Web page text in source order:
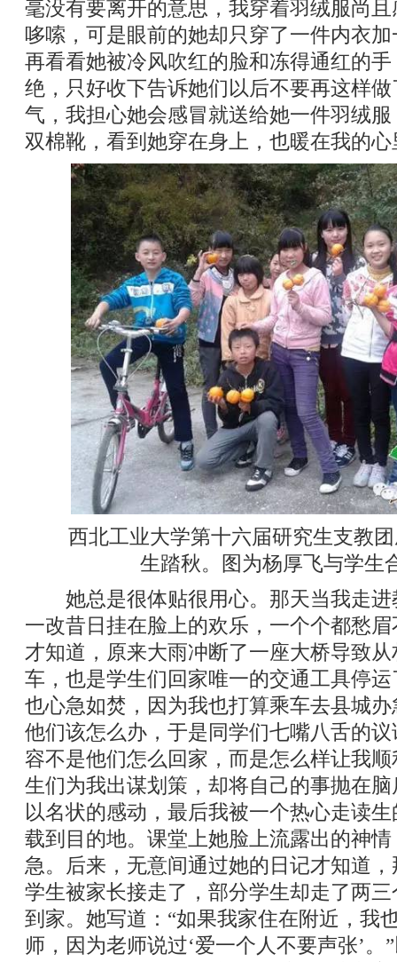
毫没有要离开的意思，我穿着羽绒服尚
哆嗦，可是眼前的她却只穿了一件内衣
再看看她被冷风吹红的脸和冻得通红的
绝，只好收下告诉她们以后不要再这样
气，我担心她会感冒就送给她一件羽绒
双棉靴，看到她穿在身上，也暖在我的心
西北工业大学第十六届研究生支教团
生踏秋。图为杨厚飞与学生
她总是很体贴很用心。那天当我走进
一改昔日挂在脸上的欢乐，一个个都愁
才知道，原来大雨冲断了一座大桥导致
车，也是学生们回家唯一的交通工具停
也心急如焚，因为我也打算乘车去县城
他们该怎么办，于是同学们七嘴八舌的
容不是他们怎么回家，而是怎么样让我
生们为我出谋划策，却将自己的事抛在
以名状的感动，最后我被一个热心走读
载到目的地。课堂上她脸上流露出的神
急。后来，无意间通过她的日记才知道
学生被家长接走了，部分学生却走了两
到家。她写道：“如果我家住在附近，我
师，因为老师说过‘爱一个人不要声张’。